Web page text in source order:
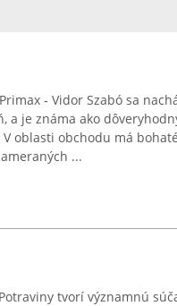
- Vidor Szabó sa
a je známa ako
oblasti obchodu má
...
tvorí významnú